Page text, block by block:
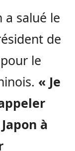
a salué le
de
le
« Je
à